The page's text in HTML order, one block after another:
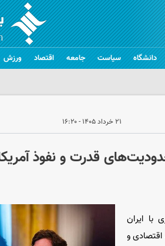
دانشگاه سیاست جامعه اقتصاد ورزش
۲۱ خرداد ۱۴۰۵ - ۱۶:۲۰
قدرت و نفوذ
با ایران
و